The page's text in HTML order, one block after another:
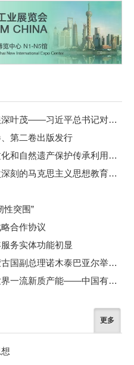
让中朝传统友谊之树更加根深叶茂——习近平总书记对朝鲜进行国事访问纪实
第二卷出版发行
在习近平文化思想引领下文化和自然遗产保护传承利用工作开创新局面
伟大征程丨延安整风：一次深刻的马克思主义思想教育运动
性突围”
合作协议
务实体功能初显
中铝集团董事长段向东与蒙古国副总理诺木泰巴亚尔举行会谈
锻造无愧时代无愧使命的世界一流新质产能——中国有色金属工业的战略应对与破局之道（二）
更多